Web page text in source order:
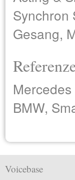
Synchron
Gesang,
BMW,
Voicebase